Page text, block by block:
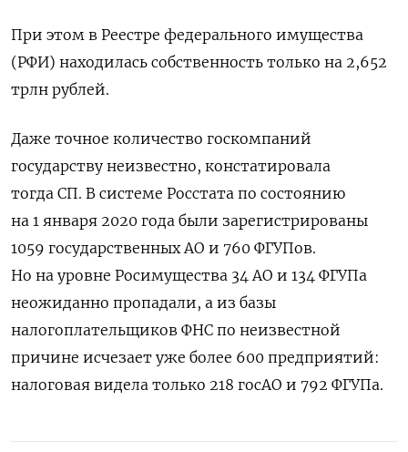
При этом в Реестре федерального имущества
(РФИ) находилась собственность только на 2,652
трлн рублей.
Даже точное количество госкомпаний
государству неизвестно, констатировала
тогда СП. В системе Росстата по состоянию
на 1 января 2020 года были зарегистрированы
1059 государственных АО и 760 ФГУПов.
Но на уровне Росимущества 34 АО и 134 ФГУПа
неожиданно пропадали, а из базы
налогоплательщиков ФНС по неизвестной
причине исчезает уже более 600 предприятий:
налоговая видела только 218 госАО и 792 ФГУПа.